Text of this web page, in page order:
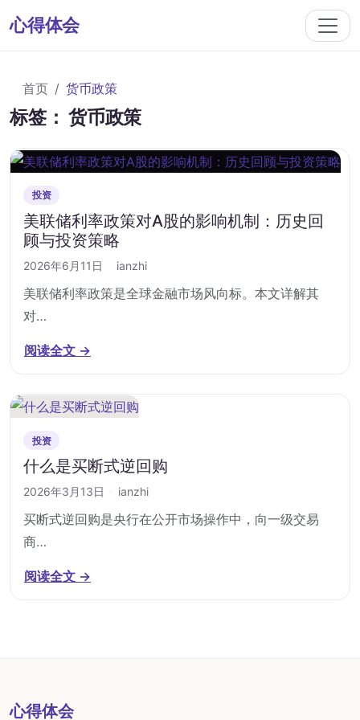
心得体会
首页 货币政策
标签：货币政策
投资
美联储利率政策对A股的影响机制：历史回
顾与投资策略
2026年6月11日 ianzhi
美联储利率政策是全球金融市场风向标。本文详解其
对…
阅读全文 →
投资
什么是买断式逆回购
2026年3月13日 ianzhi
买断式逆回购是央行在公开市场操作中，向一级交易
商…
阅读全文 →
心得体会